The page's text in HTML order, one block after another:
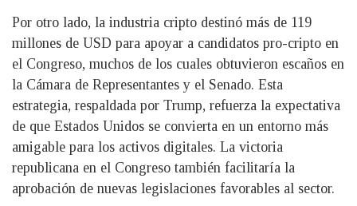
Por otro lado, la industria cripto destinó más de 119
millones de USD para apoyar a candidatos pro-cripto en
el Congreso, muchos de los cuales obtuvieron escaños en
la Cámara de Representantes y el Senado. Esta
estrategia, respaldada por Trump, refuerza la expectativa
de que Estados Unidos se convierta en un entorno más
amigable para los activos digitales. La victoria
republicana en el Congreso también facilitaría la
aprobación de nuevas legislaciones favorables al sector.